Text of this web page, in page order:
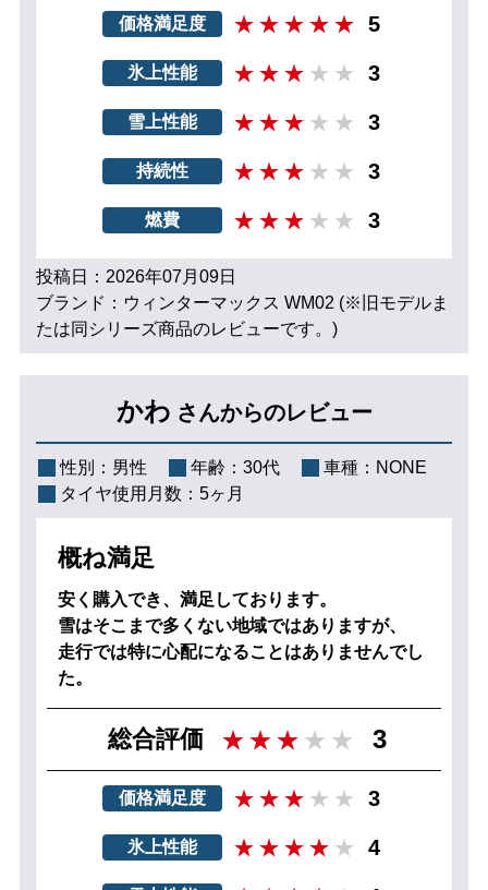
価格満足度 5
氷上性能 3
雪上性能 3
持続性 3
燃費 3
投稿日：2026年07月09日
ブランド：ウィンターマックス WM02 (※旧モデルま
たは同シリーズ商品のレビューです。)
かわ さんからのレビュー
性別： 男性 年齢： 30代 車種： NONE
タイヤ使用月数： 5ヶ月
概ね満足
安く購入でき、満足しております。
雪はそこまで多くない地域ではありますが、
走行では特に心配になることはありませんでし
た。
総合評価 3
価格満足度 3
氷上性能 4